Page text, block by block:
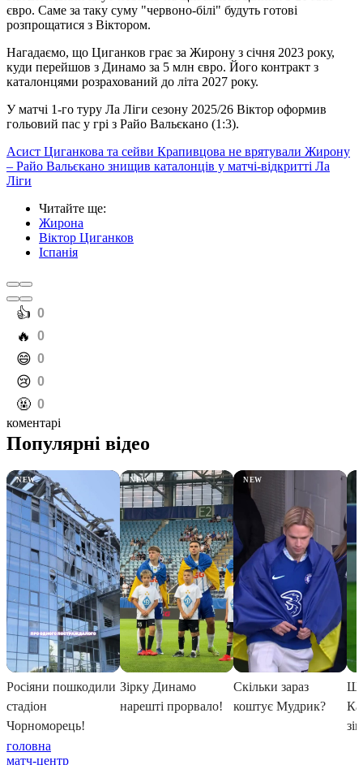
євро. Саме за таку суму "червоно-білі" будуть готові
розпрощатися з Віктором.
Нагадаємо, що Циганков грає за Жирону з січня 2023 року,
куди перейшов з Динамо за 5 млн євро. Його контракт з
каталонцями розрахований до літа 2027 року.
У матчі 1-го туру Ла Ліги сезону 2025/26 Віктор оформив
гольовий пас у грі з Райо Вальєкано (1:3).
Асист Циганкова та сейви Крапивцова не врятували Жирону
– Райо Вальєкано знищив каталонців у матчі-відкритті Ла
Ліги
Читайте ще:
Жирона
Віктор Циганков
Іспанія
️👍 0
️🔥 0
️😄 0
️😢 0
️🤬 0
коментарі
головна
матч-центр